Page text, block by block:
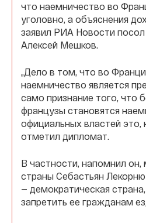
что наемничество во
уголовно, а объяснения
заявил РИА Новости
Алексей Мешков.
„Дело в том, что во
наемничество является
само признание того, что
французы становятся
официальных властей это,
отметил дипломат.
В частности, напомнил
страны Себастьян
— демократическая
запретить ее гражданам